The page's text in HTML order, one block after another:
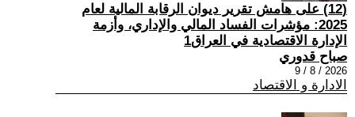
(12) على هامش تقرير ديوان الرقابة المالية لعام
2025: مؤشرات الفساد المالي والإداري، وأزمة
الإدارة الاقتصادية في العراق1
صباح قدوري
2026 / 8 / 9
الادارة و الاقتصاد